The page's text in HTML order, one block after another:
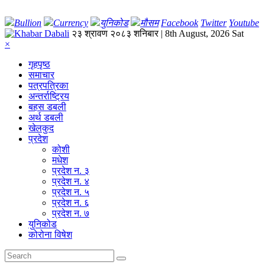
Bullion Currency युनिकोड मौसम Facebook Twitter Youtube
२३ श्रावण २०८३ शनिबार | 8th August, 2026 Sat
×
गृहपृष्‍ठ
समाचार
पत्रपत्रिका
अन्तर्राष्ट्रिय
बहस डबली
अर्थ डबली
खेलकुद
प्रदेश
कोशी
मधेश
प्रदेश न. ३
प्रदेश न. ४
प्रदेश न. ५
प्रदेश न. ६
प्रदेश न. ७
युनिकोड
कोरोना विषेश